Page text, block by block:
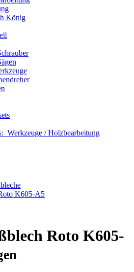
König
Werkzeuge / Holzbearbeitung
K605-A5
Roto K605-